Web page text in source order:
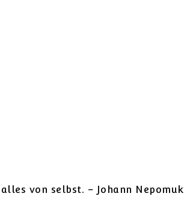
von selbst. – Johann Nepomuk